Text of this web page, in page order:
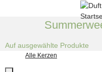
Auf ausgewählte Produkte
Alle Kerzen